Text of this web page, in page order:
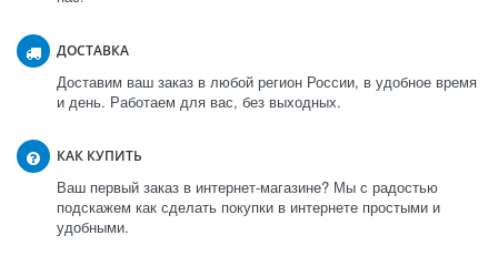
ДОСТАВКА
Доставим ваш заказ в любой регион России, в удобное время
и день. Работаем для вас, без выходных.
КАК КУПИТЬ
Ваш первый заказ в интернет-магазине? Мы с радостью
подскажем как сделать покупки в интернете простыми и
удобными.